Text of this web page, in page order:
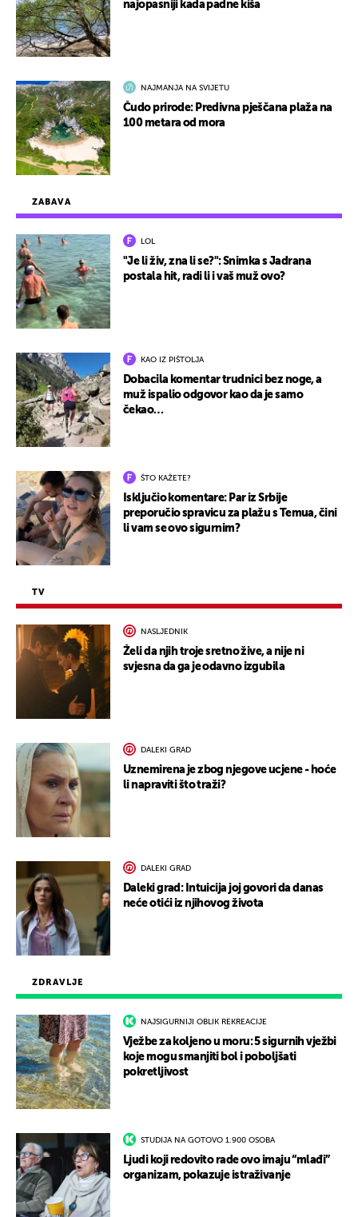
ZDRAVLJE
NAJSIGURNIJI OBLIK REKREACIJE
Vježbe za koljeno u moru: 5 sigurnih vježbi
koje mogu smanjiti bol i poboljšati
pokretljivost
STUDIJA NA GOTOVO 1.900 OSOBA
Ljudi koji redovito rade ovo imaju “mlađi”
organizam, pokazuje istraživanje
ZABAVA
LOL
"Je li živ, zna li se?": Snimka s Jadrana
postala hit, radi li i vaš muž ovo?
KAO IZ PIŠTOLJA
Dobacila komentar trudnici bez noge, a
muž ispalio odgovor kao da je samo
čekao…
ŠTO KAŽETE?
Isključio komentare: Par iz Srbije
preporučio spravicu za plažu s Temua, čini
li vam se ovo sigurnim?
TV
NASLJEDNIK
Želi da njih troje sretno žive, a nije ni
svjesna da ga je odavno izgubila
DALEKI GRAD
Uznemirena je zbog njegove ucjene - hoće
li napraviti što traži?
DALEKI GRAD
Daleki grad: Intuicija joj govori da danas
neće otići iz njihovog života
najopasniji kada padne kiša
NAJMANJA NA SVIJETU
Čudo prirode: Predivna pješčana plaža na
100 metara od mora